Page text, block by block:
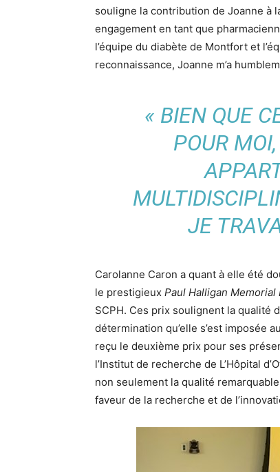
souligne la contribution de Joanne à
engagement en tant que
l’équipe du diabète de Montfort et
reconnaissance, Joanne m’a
« BIEN QUE
POUR
JE
Carolanne Caron a quant à elle été
le prestigieux Paul Halligan Memorial
SCPH. Ces prix soulignent la qualité
détermination qu’elle s’est imposée
reçu le deuxième prix pour ses
l’Institut de recherche de L’Hôpital
non seulement la qualité
faveur de la recherche et de